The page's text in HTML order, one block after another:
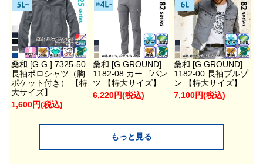
桑和 [G.G.] 7325-50
長袖ポロシャツ（胸
ポケット付き） 【特
大サイズ】
1,600円(税込)
桑和 [G.GROUND]
1182-08 カーゴパン
ツ 【特大サイズ】
6,220円(税込)
桑和 [G.GROUND]
1182-00 長袖ブルゾ
ン 【特大サイズ】
7,100円(税込)
もっと見る